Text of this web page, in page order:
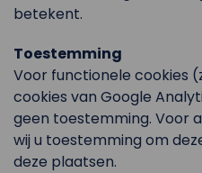
betekent.
Toestemming
Voor functionele cookies
cookies van Google
geen toestemming. Voor
wij u toestemming om
deze plaatsen.